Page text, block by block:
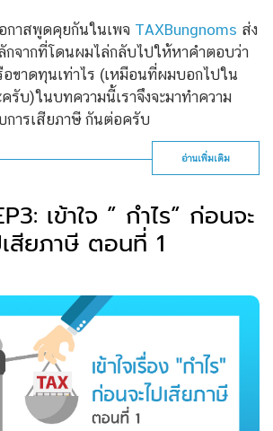
กาสพูดคุยกันในเพจ TAXBungnoms ส่ง
กจากที่โดนผมไล่กลับไปให้หาคำตอบว่า
ขาดทุนเท่าไร (เหมือนที่ผมบอกไปใน
บ)ในบทความนี้เราจึงจะมาทำความ
บการเสียภาษี กันต่อครับ
อ่านเพิ่มเติม
เข้าใจ ” กำไร” ก่อนจะ
สียภาษี ตอนที่ 1